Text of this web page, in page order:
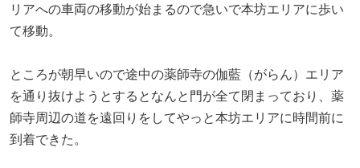
リアへの車両の移動が始まるので急いで本坊エリアに歩い
て移動。
ところが朝早いので途中の薬師寺の伽藍（がらん）エリア
を通り抜けようとするとなんと門が全て閉まっており、薬
師寺周辺の道を遠回りをしてやっと本坊エリアに時間前に
到着できた。